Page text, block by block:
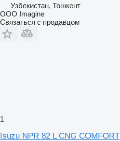
Узбекистан, Тошкент
OOO Imagine
Связаться с продавцом
1
Isuzu NPR 82 L CNG COMFORT